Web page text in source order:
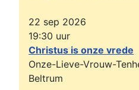
22 sep 2026
19:30 uur
Christus is onze vrede
Onze-Lieve-Vrouw-
Beltrum